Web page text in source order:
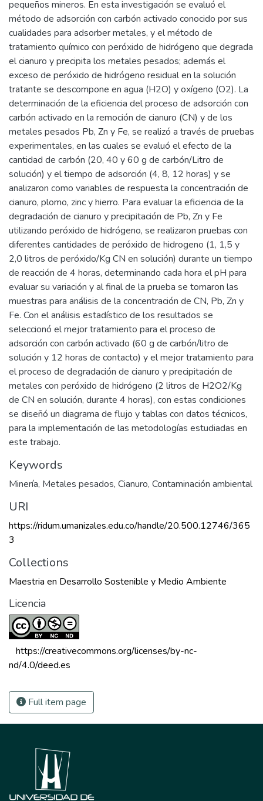
pequeños mineros. En esta investigación se evaluó el
método de adsorción con carbón activado conocido por sus
cualidades para adsorber metales, y el método de
tratamiento químico con peróxido de hidrógeno que degrada
el cianuro y precipita los metales pesados; además el
exceso de peróxido de hidrógeno residual en la solución
tratante se descompone en agua (H2O) y oxígeno (O2). La
determinación de la eficiencia del proceso de adsorción con
carbón activado en la remoción de cianuro (CN) y de los
metales pesados Pb, Zn y Fe, se realizó a través de pruebas
experimentales, en las cuales se evaluó el efecto de la
cantidad de carbón (20, 40 y 60 g de carbón/Litro de
solución) y el tiempo de adsorción (4, 8, 12 horas) y se
analizaron como variables de respuesta la concentración de
cianuro, plomo, zinc y hierro. Para evaluar la eficiencia de la
degradación de cianuro y precipitación de Pb, Zn y Fe
utilizando peróxido de hidrógeno, se realizaron pruebas con
diferentes cantidades de peróxido de hidrogeno (1, 1,5 y
2,0 litros de peróxido/Kg CN en solución) durante un tiempo
de reacción de 4 horas, determinando cada hora el pH para
evaluar su variación y al final de la prueba se tomaron las
muestras para análisis de la concentración de CN, Pb, Zn y
Fe. Con el análisis estadístico de los resultados se
seleccionó el mejor tratamiento para el proceso de
adsorción con carbón activado (60 g de carbón/litro de
solución y 12 horas de contacto) y el mejor tratamiento para
el proceso de degradación de cianuro y precipitación de
metales con peróxido de hidrógeno (2 litros de H2O2/Kg
de CN en solución, durante 4 horas), con estas condiciones
se diseñó un diagrama de flujo y tablas con datos técnicos,
para la implementación de las metodologías estudiadas en
este trabajo.
Keywords
Minería, Metales pesados, Cianuro, Contaminación ambiental
URI
https://ridum.umanizales.edu.co/handle/20.500.12746/365
3
Collections
Maestria en Desarrollo Sostenible y Medio Ambiente
Licencia
https://creativecommons.org/licenses/by-nc-
nd/4.0/deed.es
Full item page